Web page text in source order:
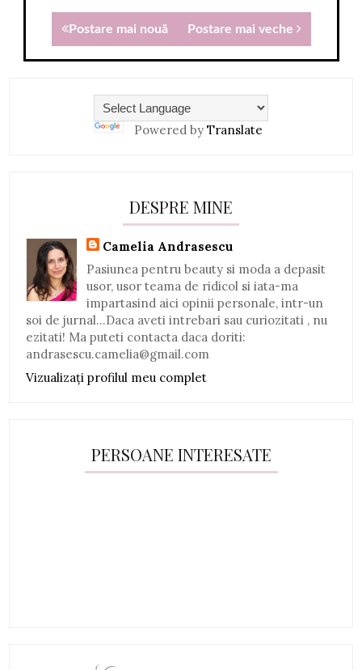
Postare mai nouă Postare mai veche
Powered by Translate
DESPRE MINE
Camelia Andrasescu
Pasiunea pentru beauty si moda a depasit
usor, usor teama de ridicol si iata-ma
impartasind aici opinii personale, intr-un
soi de jurnal...Daca aveti intrebari sau curiozitati , nu
ezitati! Ma puteti contacta daca doriti:
andrasescu.camelia@gmail.com
Vizualizați profilul meu complet
PERSOANE INTERESATE